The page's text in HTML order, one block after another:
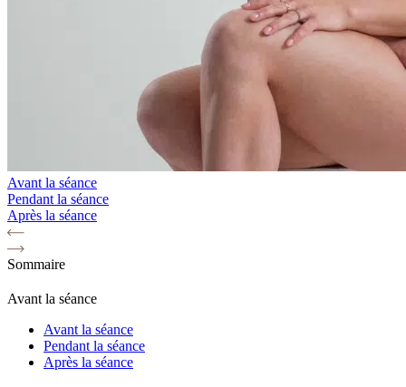
Avant la séance
Pendant la séance
Après la séance
Sommaire
Avant la séance
Avant la séance
Pendant la séance
Après la séance